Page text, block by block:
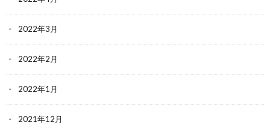
2022年3月
2022年2月
2022年1月
2021年12月